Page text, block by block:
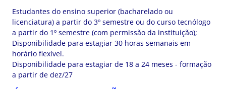
Estudantes do ensino superior (bacharelado ou
licenciatura) a partir do 3º semestre ou do curso tecnólogo
a partir do 1º semestre (com permissão da instituição);
Disponibilidade para estagiar 30 horas semanais em
horário flexível.
Disponibilidade para estagiar de 18 a 24 meses - formação
a partir de dez/27